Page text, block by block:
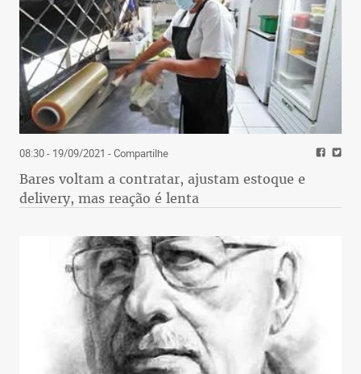
08:30 - 19/09/2021 - Compartilhe
Bares voltam a contratar, ajustam estoque e
delivery, mas reação é lenta